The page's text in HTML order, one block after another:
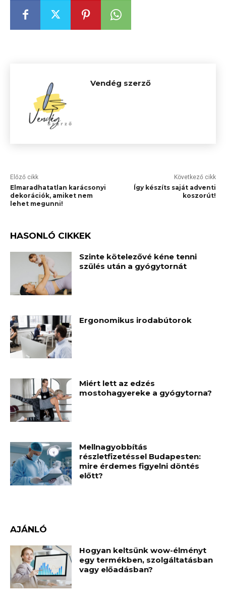
Vendég szerző
Előző cikk
Elmaradhatatlan karácsonyi
dekorációk, amiket nem
lehet megunni!
Következő cikk
Így készíts saját adventi
koszorút!
HASONLÓ CIKKEK
Szinte kötelezővé kéne tenni
szülés után a gyógytornát
Ergonomikus irodabútorok
Miért lett az edzés
mostohagyereke a gyógytorna?
Mellnagyobbítás
részletfizetéssel Budapesten:
mire érdemes figyelni döntés
előtt?
AJÁNLÓ
Hogyan keltsünk wow-élményt
egy termékben, szolgáltatásban
vagy előadásban?